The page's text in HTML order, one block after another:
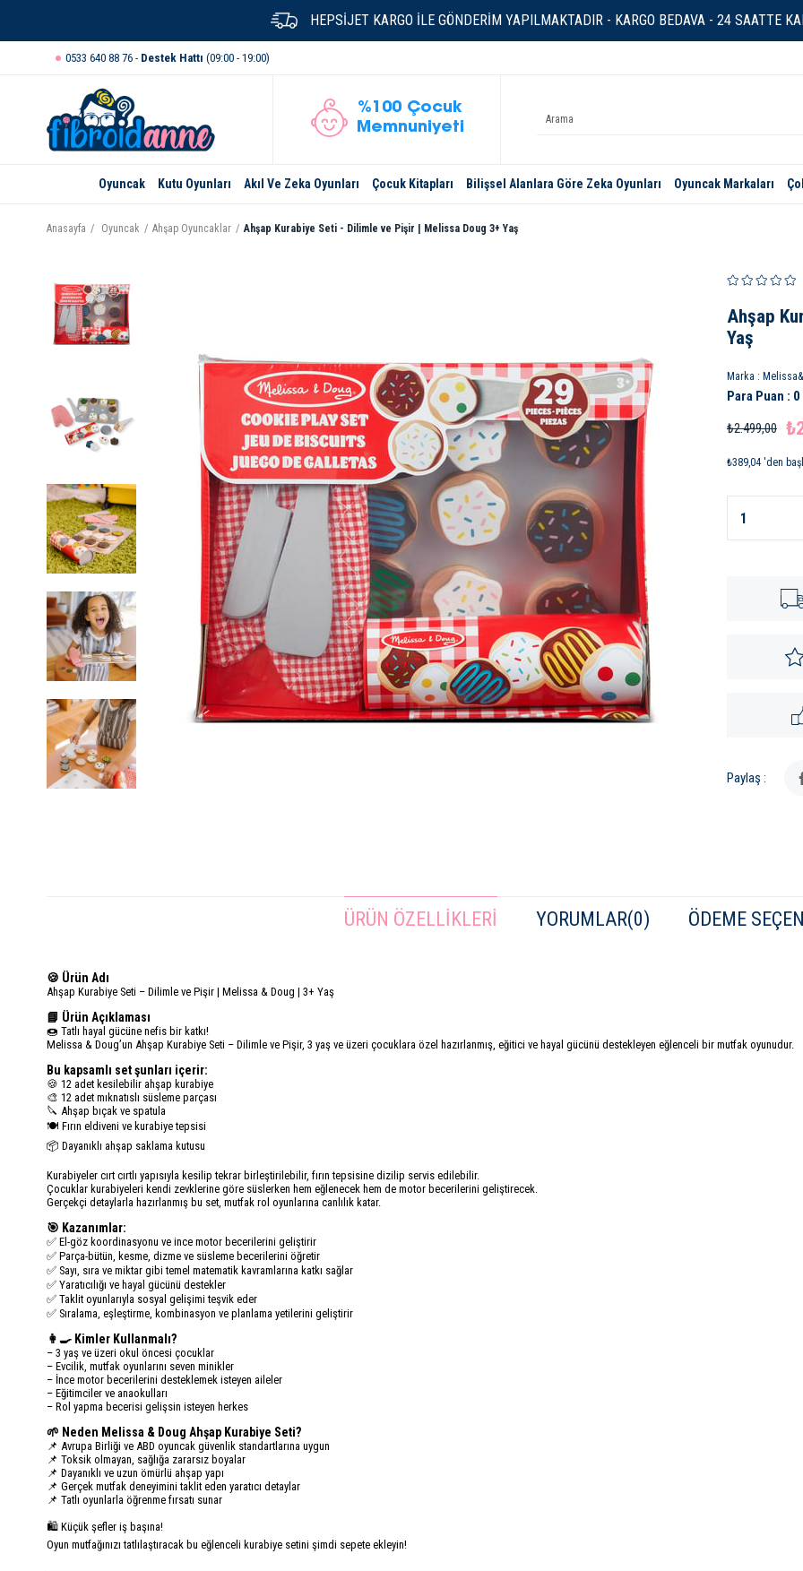
HEPSİJET KARGO İLE GÖNDERİM YAPILMAKTADIR - KARGO BEDAVA - 24 SAATTE
0533 640 88 76 - Destek Hattı (09:00 - 19:00)
%100 Çocuk
Memnuniyeti
Oyuncak Kutu Oyunları Akıl Ve Zeka Oyunları Çocuk Kitapları Bilişsel Alanlara Göre Zeka Oyunları Oyuncak Markaları
Anasayfa Oyuncak Ahşap Oyuncaklar Ahşap Kurabiye Seti - Dilimle ve Pişir | Melissa Doug 3+ Yaş
Ahşap
Yaş
Marka :
Para Puan : 0
₺2.499,00
₺389,04 'den
Paylaş :
ÜRÜN ÖZELLIKLERI YORUMLAR(0) ÖDEME
🍪 Ürün Adı
Ahşap Kurabiye Seti – Dilimle ve Pişir | Melissa & Doug | 3+ Yaş
📘 Ürün Açıklaması
🍩 Tatlı hayal gücüne nefis bir katkı!
Melissa & Doug’un Ahşap Kurabiye Seti – Dilimle ve Pişir, 3 yaş ve üzeri çocuklara özel hazırlanmış, eğitici ve hayal gücünü destekleyen eğlenceli bir mutfak oyunudur.
Bu kapsamlı set şunları içerir:
🍪 12 adet kesilebilir ahşap kurabiye
🎨 12 adet mıknatıslı süsleme parçası
🔪 Ahşap bıçak ve spatula
🍽️ Fırın eldiveni ve kurabiye tepsisi
📦 Dayanıklı ahşap saklama kutusu
Kurabiyeler cırt cırtlı yapısıyla kesilip tekrar birleştirilebilir, fırın tepsisine dizilip servis edilebilir.
Çocuklar kurabiyeleri kendi zevklerine göre süslerken hem eğlenecek hem de motor becerilerini geliştirecek.
Gerçekçi detaylarla hazırlanmış bu set, mutfak rol oyunlarına canlılık katar.
🎯 Kazanımlar:
✅ El-göz koordinasyonu ve ince motor becerilerini geliştirir
✅ Parça-bütün, kesme, dizme ve süsleme becerilerini öğretir
✅ Sayı, sıra ve miktar gibi temel matematik kavramlarına katkı sağlar
✅ Yaratıcılığı ve hayal gücünü destekler
✅ Taklit oyunlarıyla sosyal gelişimi teşvik eder
✅ Sıralama, eşleştirme, kombinasyon ve planlama yetilerini geliştirir
👩‍🍳 Kimler Kullanmalı?
– 3 yaş ve üzeri okul öncesi çocuklar
– Evcilik, mutfak oyunlarını seven minikler
– İnce motor becerilerini desteklemek isteyen aileler
– Eğitimciler ve anaokulları
– Rol yapma becerisi gelişsin isteyen herkes
🌱 Neden Melissa & Doug Ahşap Kurabiye Seti?
📌 Avrupa Birliği ve ABD oyuncak güvenlik standartlarına uygun
📌 Toksik olmayan, sağlığa zararsız boyalar
📌 Dayanıklı ve uzun ömürlü ahşap yapı
📌 Gerçek mutfak deneyimini taklit eden yaratıcı detaylar
📌 Tatlı oyunlarla öğrenme fırsatı sunar
🛍️ Küçük şefler iş başına!
Oyun mutfağınızı tatlılaştıracak bu eğlenceli kurabiye setini şimdi sepete ekleyin!